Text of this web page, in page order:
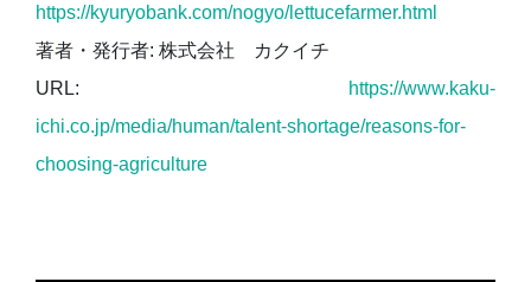
https://kyuryobank.com/nogyo/lettucefarmer.html
著者・発行者: 株式会社 カクイチ
URL:
https://www.kaku-
ichi.co.jp/media/human/talent-shortage/reasons-for-
choosing-agriculture